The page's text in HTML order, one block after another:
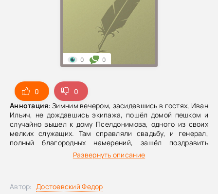
0
0
Аннотация: Зимним вечером, засидевшись в гостях, Иван
Ильич, не дождавшись экипажа, пошёл домой пешком и
случайно вышел к дому Пселдонимова, одного из своих
мелких служащих. Там справляли свадьбу, и генерал,
полный благородных намерений, зашёл поздравить
Развернуть описание
0 0
Автор: Достоевский Федор